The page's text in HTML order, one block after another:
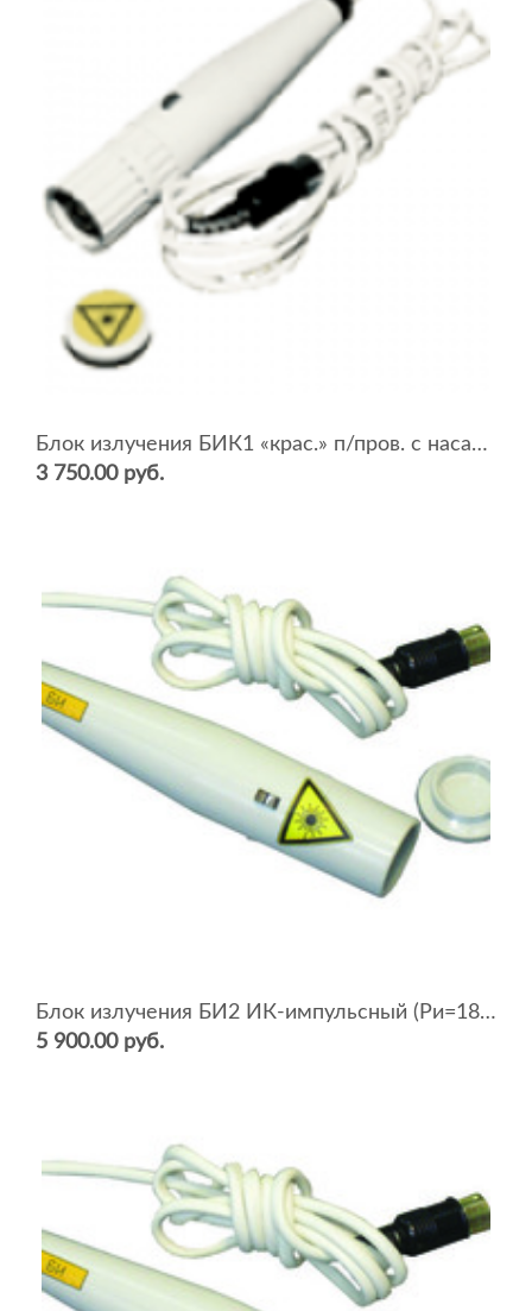
Блок излучения БИК1 «крас.» п/пров. с насадкой НС-К (Рср=2,5мВт).
3 750.00 руб.
Блок излучения БИ2 ИК-импульсный (Ри=18Вт)
5 900.00 руб.